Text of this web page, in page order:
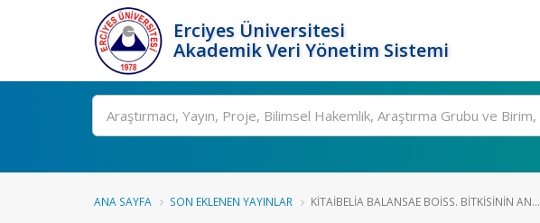
Erciyes Üniversitesi
Akademik Veri Yönetim Sistemi
Ara
ANA SAYFA SON EKLENEN YAYINLAR KİTAİBELİA BALANSAE BOİSS. BİTKİSİNİN AN...